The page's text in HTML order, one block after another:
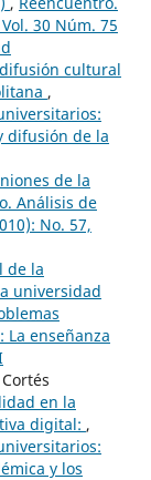
30 Núm. 75
cultural
,
difusión de la
de la
Análisis de
No. 57,
de la
universidad
La enseñanza
en la
digital: ,
y los